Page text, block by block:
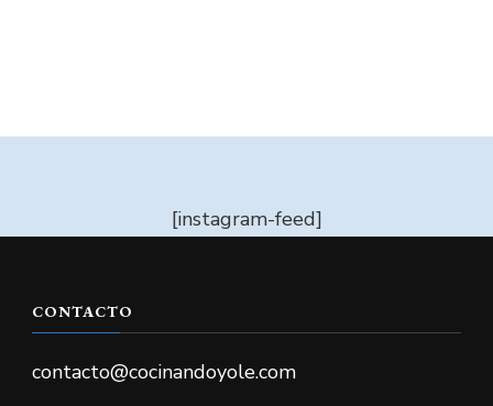
[instagram-feed]
CONTACTO
contacto@cocinandoyole.com